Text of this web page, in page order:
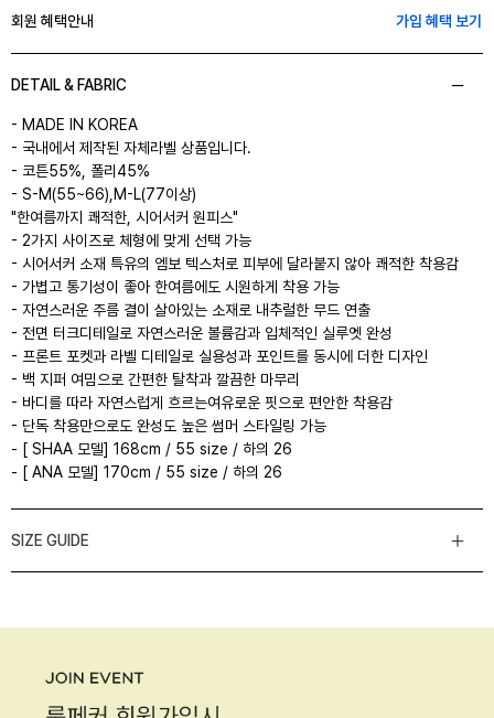
회원 혜택안내
가입 혜택 보기
DETAIL & FABRIC
- MADE IN KOREA
- 국내에서 제작된 자체라벨 상품입니다.
- 코튼55%, 폴리45%
- S-M(55~66),M-L(77이상)
"한여름까지 쾌적한, 시어서커 원피스"
- 2가지 사이즈로 체형에 맞게 선택 가능
- 시어서커 소재 특유의 엠보 텍스처로 피부에 달라붙지 않아 쾌적한 착용감
- 가볍고 통기성이 좋아 한여름에도 시원하게 착용 가능
- 자연스러운 주름 결이 살아있는 소재로 내추럴한 무드 연출
- 전면 터크디테일로 자연스러운 볼륨감과 입체적인 실루엣 완성
- 프론트 포켓과 라벨 디테일로 실용성과 포인트를 동시에 더한 디자인
- 백 지퍼 여밈으로 간편한 탈착과 깔끔한 마무리
- 바디를 따라 자연스럽게 흐르는여유로운 핏으로 편안한 착용감
- 단독 착용만으로도 완성도 높은 썸머 스타일링 가능
- [ SHAA 모델] 168cm / 55 size / 하의 26
- [ ANA 모델] 170cm / 55 size / 하의 26
SIZE GUIDE